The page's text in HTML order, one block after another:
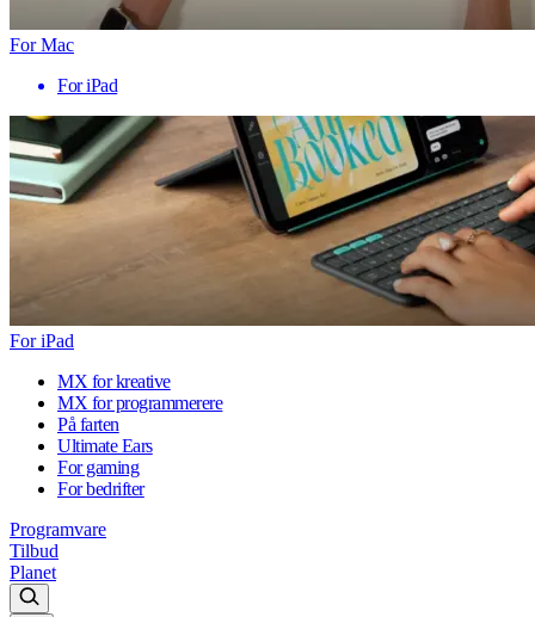
For Mac
For iPad
For iPad
MX for kreative
MX for programmerere
På farten
Ultimate Ears
For gaming
For bedrifter
Programvare
Tilbud
Planet